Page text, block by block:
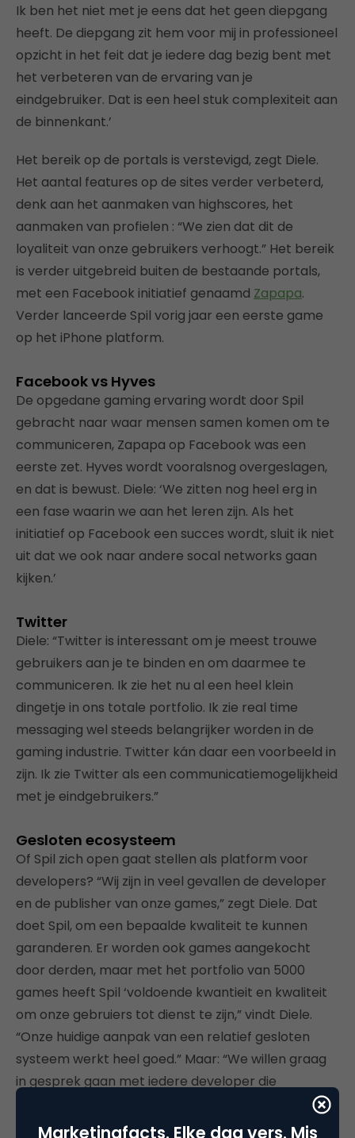
Ik ben het niet met je eens dat het geen diepgang
heeft. De diepgang zit hem voor mij in professioneel
opzicht in het feit dat je iedere dag bezig bent met
het verbeteren van de ervaring van je
eindgebruiker. Dat is een heel stuk complexiteit aan
de binnenkant.’
Het bereik op de portals is verstevigd, zegt Diele.
Het aantal features op de sites verder verbeterd,
denk aan het aanmaken van highscores, het
aanmaken van profielen : “We zien dat dit de
loyaliteit van onze gebruikers verhoogt.” Het bereik
is verder uitgebreid buiten de bestaande portals,
met een Facebook initiatief genaamd Zapapa.
Verder lanceerde Spil vorig jaar een eerste game
op het iPhone platform.
Facebook vs Hyves
De opgedane gaming ervaring wordt door Spil
gebracht naar waar mensen samen komen om te
communiceren, Zapapa op Facebook was een
eerste zet. Hyves wordt vooralsnog overgeslagen,
en dat is bewust. Diele: ‘We zitten nog heel erg in
een fase waarin we aan het leren zijn. Als het
initiatief op Facebook een succes wordt, sluit ik niet
uit dat we ook naar andere socal networks gaan
kijken.’
Twitter
Diele: “Twitter is interessant om je meest trouwe
gebruikers aan je te binden en om daarmee te
communiceren. Ik zie het nu al een heel klein
dingetje in ons totale portfolio. Ik zie real time
messaging wel steeds belangrijker worden in de
gaming industrie. Twitter kán daar een voorbeeld in
zijn. Ik zie Twitter als een communicatiemogelijkheid
met je eindgebruikers.”
Gesloten ecosysteem
Of Spil zich open gaat stellen als platform voor
developers? “Wij zijn in veel gevallen de developer
en de publisher van onze games,” zegt Diele. Dat
doet Spil, om een bepaalde kwaliteit te kunnen
garanderen. Er worden ook games aangekocht
door derden, maar met het portfolio van 5000
games heeft Spil ‘voldoende kwantieit en kwaliteit
om onze gebruiers tot dienst te zijn,” vindt Diele.
“Onze huidige aanpak van een relatief gesloten
systeem werkt heel goed.” Maar: “We willen graag
in gesprek gaan met iedere developer die
Marketingfacts. Elke dag vers. Mis